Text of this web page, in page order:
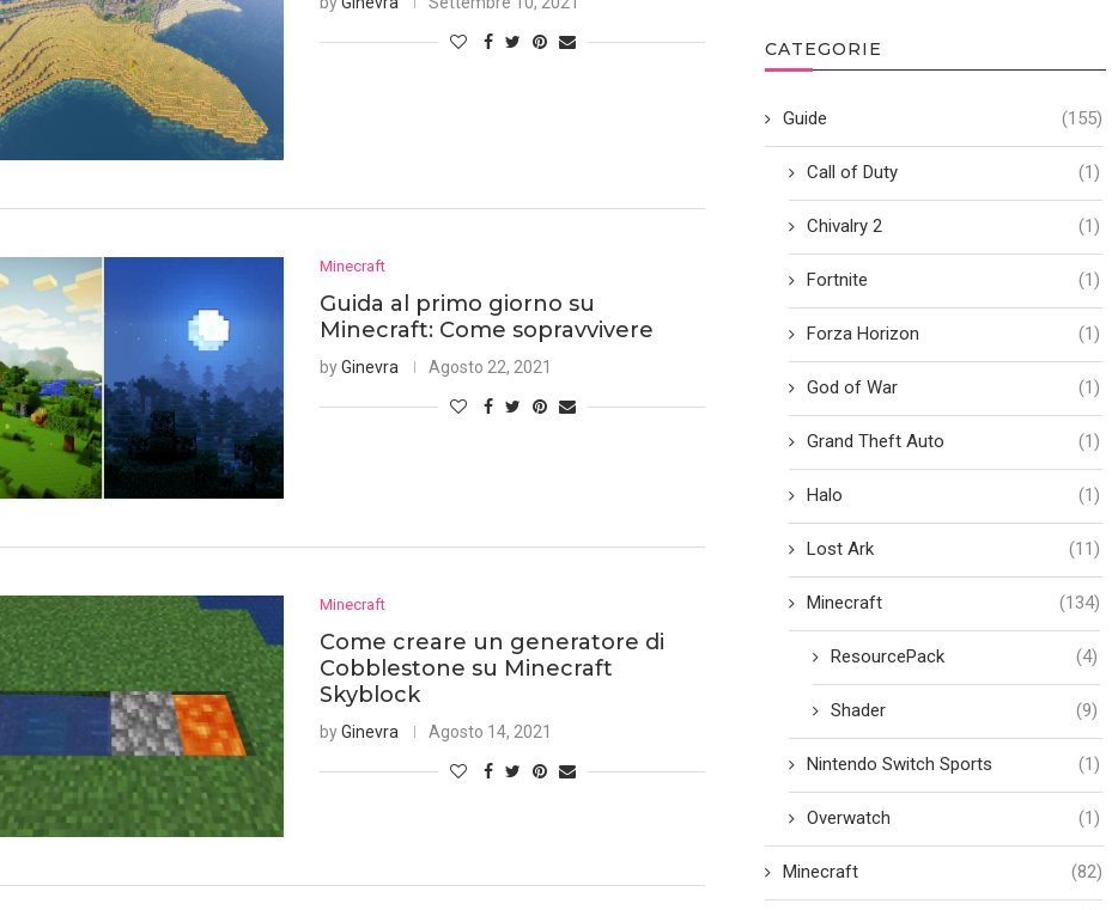
Minecraft
Guida al primo giorno su
Minecraft: Come sopravvivere
byGinevra Agosto 22, 2021
Minecraft
Come creare un generatore di
Cobblestone su Minecraft
Skyblock
byGinevra Agosto 14, 2021
CATEGORIE
Guide (155)
Call of Duty (1)
Chivalry 2 (1)
Fortnite (1)
Forza Horizon (1)
God of War (1)
Grand Theft Auto (1)
Halo (1)
Lost Ark (11)
Minecraft (134)
ResourcePack (4)
Shader (9)
Nintendo Switch Sports (1)
Overwatch (1)
Minecraft (82)